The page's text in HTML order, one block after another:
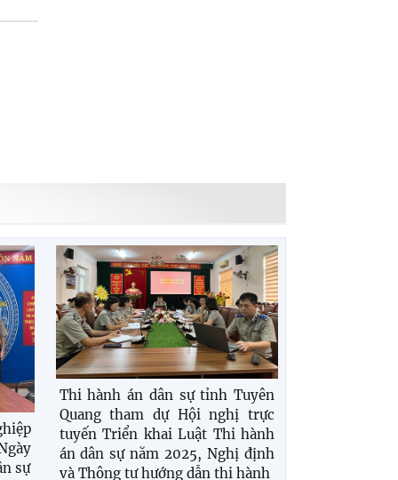
sự
Thi hành án dân sự tỉnh Tuyên
Quang tham dự Hội nghị trực
tuyến Triển khai Luật Thi hành
án dân sự năm 2025, Nghị định
và Thông tư hướng dẫn thi hành